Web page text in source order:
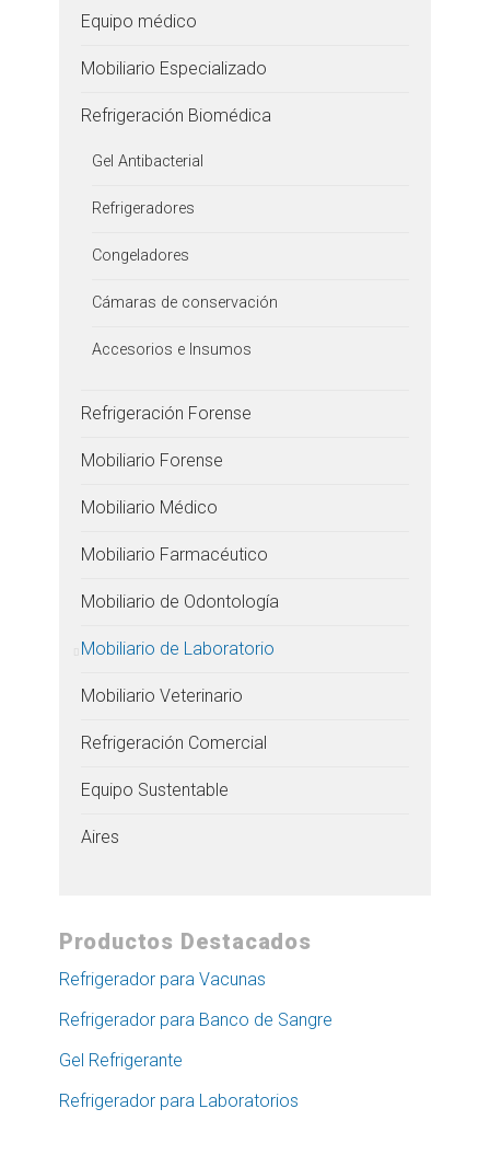
Equipo médico
Mobiliario Especializado
Refrigeración Biomédica
Gel Antibacterial
Refrigeradores
Congeladores
Cámaras de conservación
Accesorios e Insumos
Refrigeración Forense
Mobiliario Forense
Mobiliario Médico
Mobiliario Farmacéutico
Mobiliario de Odontología
Mobiliario de Laboratorio
Mobiliario Veterinario
Refrigeración Comercial
Equipo Sustentable
Aires
Productos Destacados
Refrigerador para Vacunas
Refrigerador para Banco de Sangre
Gel Refrigerante
Refrigerador para Laboratorios